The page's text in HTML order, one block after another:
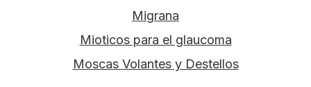
Migrana
Mioticos para el glaucoma
Moscas Volantes y Destellos